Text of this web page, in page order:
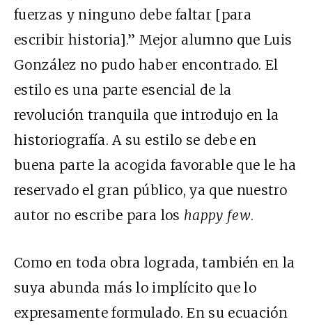
fuerzas y ninguno debe faltar [para
escribir historia].” Mejor alumno que Luis
González no pudo haber encontrado. El
estilo es una parte esencial de la
revolución tranquila que introdujo en la
historiografía. A su estilo se debe en
buena parte la acogida favorable que le ha
reservado el gran público, ya que nuestro
autor no escribe para los happy few.
Como en toda obra lograda, también en la
suya abunda más lo implícito que lo
expresamente formulado. En su ecuación